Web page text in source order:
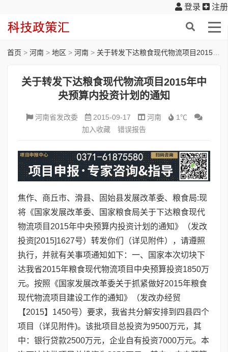
登录 注册
首页 > 河南 > 地区 > 河南 > 关于转发下达粮食现代物流项目2015年中央预算内投资计划的通知
关于转发下达粮食现代物流项目2015年中
央预算内投资计划的通知
河南省发改委 2015-09-17 河南
1℃
加入收藏
错误报告
焦作、商丘市、滑县、固始县发展改革委、粮食局:现
将《国家发展改革委、国家粮食局关于下达粮食现代
物流项目2015年中央预算内投资计划的通知》（发改
投资[2015]1627号）转发你们（详见附件），请遵照
执行，并就有关事项通知如下：一、国家本次切块下
达我省2015年粮食现代物流项目中央预算投资1850万
元。按照《国家发展改革委关于抓紧做好2015年粮食
现代物流项目建设工作的通知》（发改办经贸
【2015】1450号）要求，我省共分解安排到四县四个
项目（详见附件)。该批项目总投资为9500万元，其
中：银行贷款2500万元，企业自有投资7000万元。本